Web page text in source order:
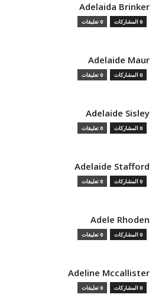
Adelaida Brinker
0 المشاركات 0 تعليقات
Adelaide Maur
0 المشاركات 0 تعليقات
Adelaide Sisley
0 المشاركات 0 تعليقات
Adelaide Stafford
0 المشاركات 0 تعليقات
Adele Rhoden
0 المشاركات 0 تعليقات
Adeline Mccallister
0 المشاركات 0 تعليقات